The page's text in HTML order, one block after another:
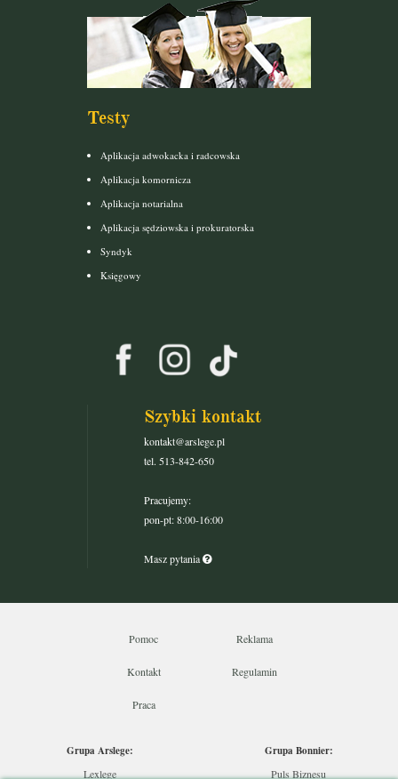
Testy
Aplikacja adwokacka i radcowska
Aplikacja komornicza
Aplikacja notarialna
Aplikacja sędziowska i prokuratorska
Syndyk
Księgowy
Szybki kontakt
kontakt@arslege.pl
tel. 513-842-650
Pracujemy:
pon-pt: 8:00-16:00
Masz pytania
Pomoc Reklama
Kontakt Regulamin
Praca
Grupa Arslege:
Lexlege
Grupa Bonnier:
Puls Biznesu